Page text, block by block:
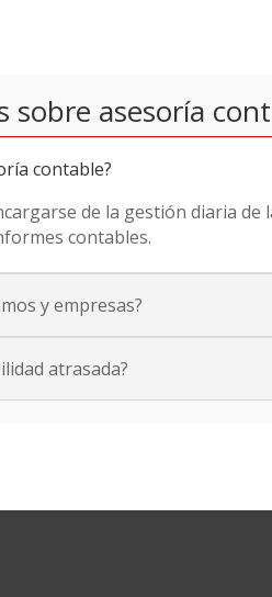
sobre asesoría
contable?
de la gestión diaria
contables.
y empresas?
atrasada?